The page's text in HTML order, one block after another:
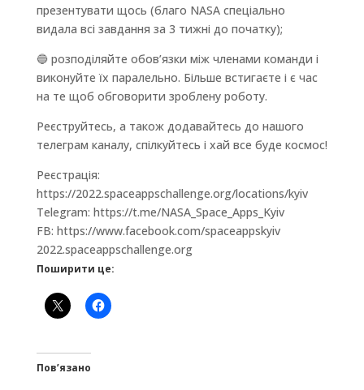
презентувати щось (благо NASA спеціально
видала всі завдання за 3 тижні до початку);
🔵 розподіляйте обов’язки між членами команди і
виконуйте їх паралельно. Більше встигаєте і є час
на те щоб обговорити зроблену роботу.
Реєструйтесь, а також додавайтесь до нашого
телеграм каналу, спілкуйтесь і хай все буде космос!
Реєстрація:
https://2022.spaceappschallenge.org/locations/kyiv
Telegram: https://t.me/NASA_Space_Apps_Kyiv
FB: https://www.facebook.com/spaceappskyiv
2022.spaceappschallenge.org
Поширити це:
Пов’язано